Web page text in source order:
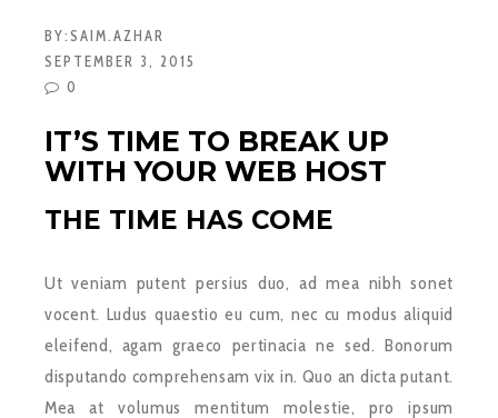
BY:SAIM.AZHAR
SEPTEMBER 3, 2015
0
IT’S TIME TO BREAK UP
WITH YOUR WEB HOST
THE TIME HAS COME
Ut veniam putent persius duo, ad mea nibh sonet
vocent. Ludus quaestio eu cum, nec cu modus aliquid
eleifend, agam graeco pertinacia ne sed. Bonorum
disputando comprehensam vix in. Quo an dicta putant.
Mea at volumus mentitum molestie, pro ipsum